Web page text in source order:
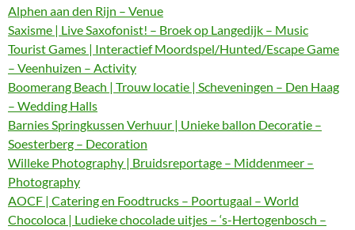
Alphen aan den Rijn – Venue
Saxisme | Live Saxofonist! – Broek op Langedijk – Music
Tourist Games | Interactief Moordspel/Hunted/Escape Game
– Veenhuizen – Activity
Boomerang Beach | Trouw locatie | Scheveningen – Den Haag
– Wedding Halls
Barnies Springkussen Verhuur | Unieke ballon Decoratie –
Soesterberg – Decoration
Willeke Photography | Bruidsreportage – Middenmeer –
Photography
AOCF | Catering en Foodtrucks – Poortugaal – World
Chocoloca | Ludieke chocolade uitjes – ‘s-Hertogenbosch –